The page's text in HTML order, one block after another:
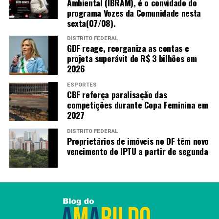
décadas”, destacou.
Primeira edição da Copa do Mundo Feminina disputada
na América do Sul, o torneio de 2027 terá Brasília como
uma das cidades-sede e deve movimentar o turismo,
fortalecer projetos esportivos e ampliar a visibilidade do
futebol feminino no país.
TAGS
Samambaia recebe ação voltada ao acolhimento de
migrantes e refugiados
RECENTES
Almoço em Águas Claras sela paz pragmática entre
Celina Leão e MDB para 2026
Redação
programa Vozes da Comunidade nesta
sexta(07/08).
DISTRITO FEDERAL
GDF reage, reorganiza as contas e
projeta superávit de R$ 3 bilhões em
2026
ESPORTES
CBF reforça paralisação das
competições durante Copa Feminina em
2027
DISTRITO FEDERAL
Proprietários de imóveis no DF têm novo
vencimento do IPTU a partir de segunda